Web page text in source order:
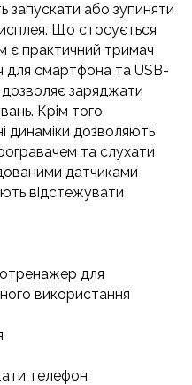
або зупиняти
Що стосується
є практичний тримач
для смартфона та USB-
заряджати
Крім того,
динаміки дозволяють
та слухати
датчиками
відстежувати
для
використання
телефон